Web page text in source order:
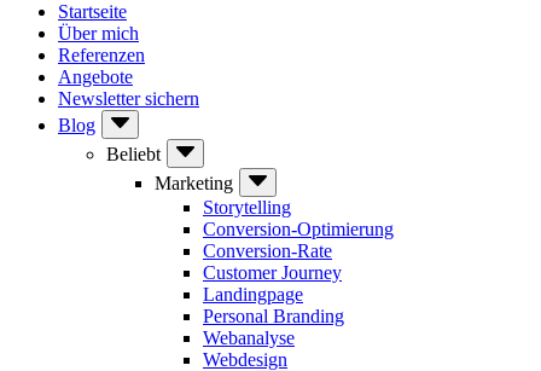
Startseite
Über mich
Referenzen
Angebote
Newsletter sichern
Blog
Beliebt
Marketing
Storytelling
Conversion-Optimierung
Conversion-Rate
Customer Journey
Landingpage
Personal Branding
Webanalyse
Webdesign